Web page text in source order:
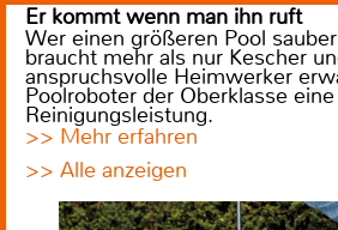
Er kommt wenn man ihn ruft
Wer einen größeren Pool
braucht mehr als nur Kescher
anspruchsvolle Heimwerker
Poolroboter der Oberklasse
Reinigungsleistung.
>> Mehr erfahren
>> Alle anzeigen